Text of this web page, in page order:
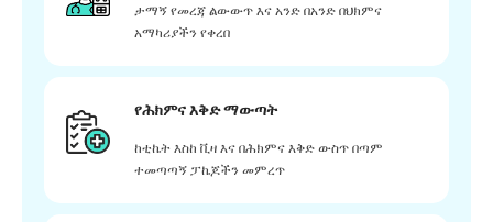
ታማኝ የመረጃ ልውውጥ እና አንድ በአንድ በህክምና
አማካሪያችን የቀረበ
የሕክምና እቅድ ማውጣት
ከቲኬት እስከ ቪዛ እና በሕክምና እቅድ ውስጥ በጣም
ተመጣጣኝ ፓኬጆችን መምረጥ